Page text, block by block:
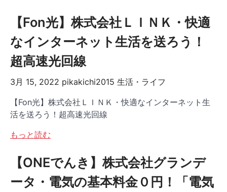
【Fon光】株式会社ＬＩＮＫ・快適
なインターネット生活を送ろう！
超高速光回線
3月 15, 2022 pikakichi2015 生活・ライフ
【Fon光】株式会社ＬＩＮＫ・快適なインターネット生
活を送ろう！超高速光回線
もっと読む
【ONEでんき】株式会社グランデ
ータ・電気の基本料金０円！「電気